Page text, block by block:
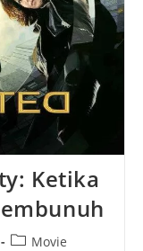
Ketika
PostMovie